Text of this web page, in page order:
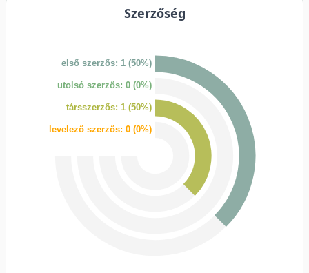
Szerzőség
első szerzős: 1 (50%)
utolsó szerzős: 0 (0%)
társszerzős: 1 (50%)
levelező szerzős: 0 (0%)